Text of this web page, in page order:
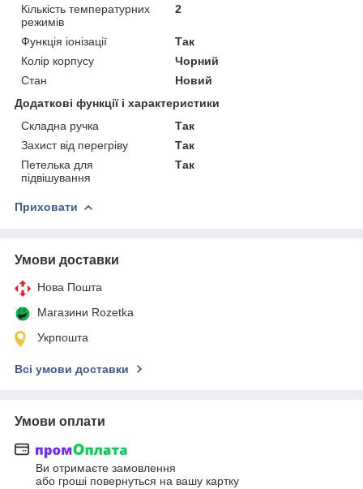
Кількість температурних
режимів
2
Функція іонізації
Так
Колір корпусу
Чорний
Стан
Новий
Додаткові функції і характеристики
Складна ручка
Так
Захист від перегріву
Так
Петелька для
підвішування
Так
Приховати
Умови доставки
Нова Пошта
Магазини Rozetka
Укрпошта
Всі умови доставки
Умови оплати
Ви отримаєте замовлення
або гроші повернуться на вашу картку